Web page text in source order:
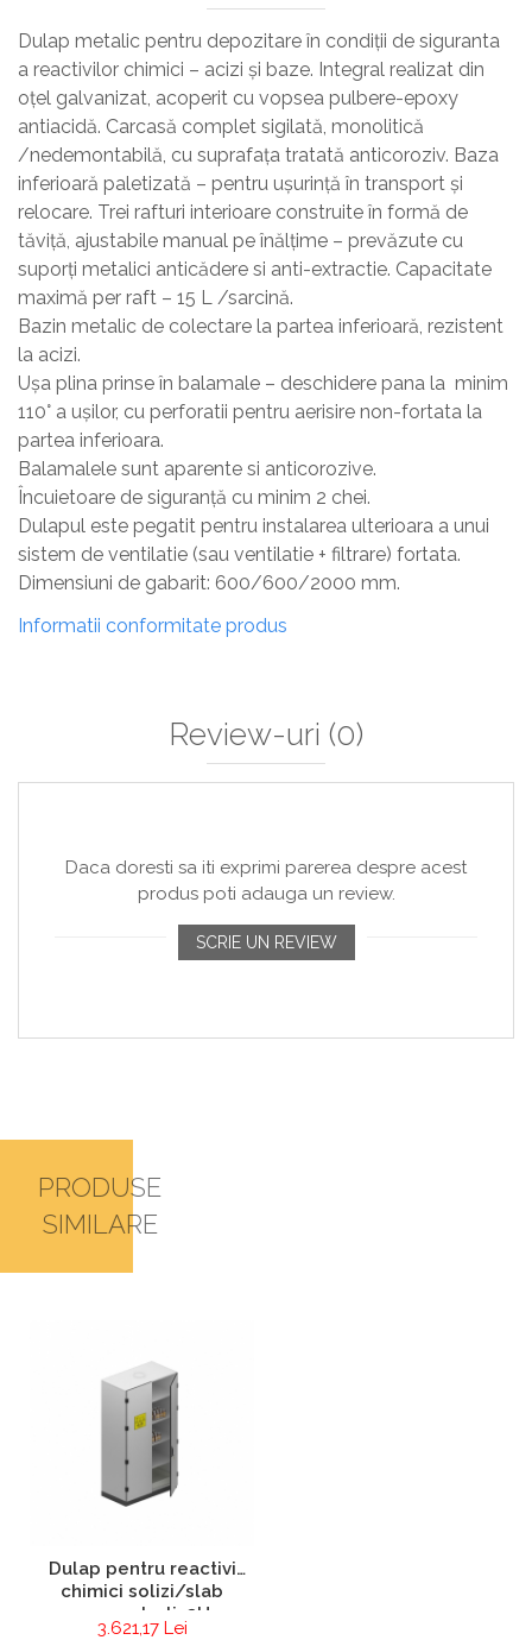
Dulap metalic pentru depozitare în condiții de siguranta
a reactivilor chimici – acizi şi baze. Integral realizat din
oțel galvanizat, acoperit cu vopsea pulbere-epoxy
antiacidă. Carcasă complet sigilată, monolitică
/nedemontabilă, cu suprafața tratată anticoroziv. Baza
inferioară paletizată – pentru uşurință în transport şi
relocare. Trei rafturi interioare construite în formă de
tăviță, ajustabile manual pe înălțime – prevăzute cu
suporți metalici anticădere si anti-extractie. Capacitate
maximă per raft – 15 L /sarcină.
Bazin metalic de colectare la partea inferioară, rezistent
la acizi.
Uşa plina prinse în balamale – deschidere pana la minim
110° a ușilor, cu perforatii pentru aerisire non-fortata la
partea inferioara.
Balamalele sunt aparente si anticorozive.
Încuietoare de siguranță cu minim 2 chei.
Dulapul este pegatit pentru instalarea ulterioara a unui
sistem de ventilatie (sau ventilatie + filtrare) fortata.
Dimensiuni de gabarit: 600/600/2000 mm.
Informatii conformitate produs
Review-uri (0)
Daca doresti sa iti exprimi parerea despre acest
produs poti adauga un review.
SCRIE UN REVIEW
PRODUSE
SIMILARE
Dulap pentru reactivi
chimici solizi/slab
concentrati_2U
3.621,17 Lei